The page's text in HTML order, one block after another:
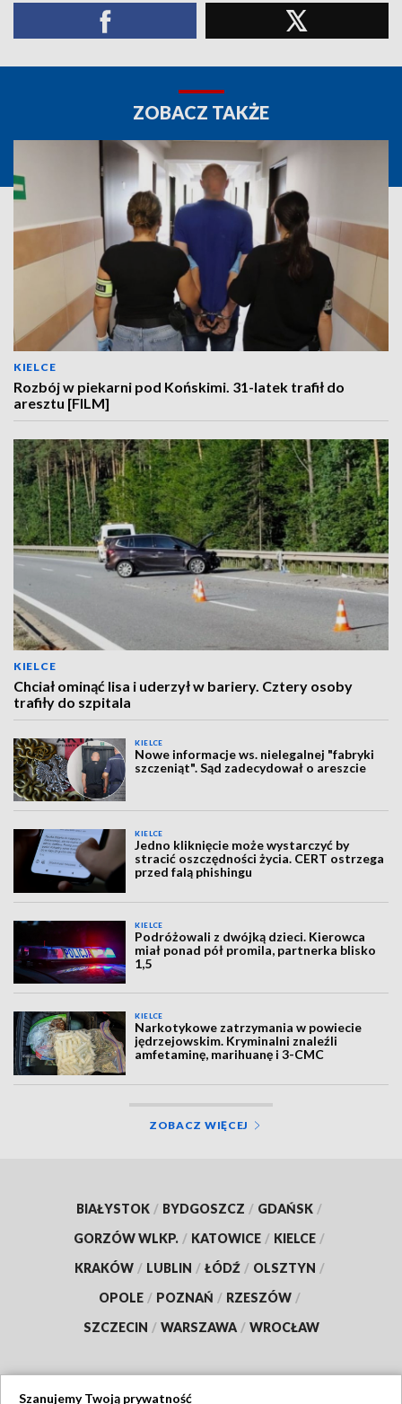
ZOBACZ TAKŻE
KIELCE
Rozbój w piekarni pod Końskimi. 31-latek trafił do
aresztu [FILM]
KIELCE
Chciał ominąć lisa i uderzył w bariery. Cztery osoby
trafiły do szpitala
KIELCE
Nowe informacje ws. nielegalnej "fabryki
szczeniąt". Sąd zadecydował o areszcie
KIELCE
Jedno kliknięcie może wystarczyć by
stracić oszczędności życia. CERT ostrzega
przed falą phishingu
KIELCE
Podróżowali z dwójką dzieci. Kierowca
miał ponad pół promila, partnerka blisko
1,5
KIELCE
Narkotykowe zatrzymania w powiecie
jędrzejowskim. Kryminalni znaleźli
amfetaminę, marihuanę i 3-CMC
ZOBACZ WIĘCEJ
BIAŁYSTOK / BYDGOSZCZ / GDAŃSK /
GORZÓW WLKP. / KATOWICE / KIELCE /
KRAKÓW / LUBLIN / ŁÓDŹ / OLSZTYN /
OPOLE / POZNAŃ / RZESZÓW /
SZCZECIN / WARSZAWA / WROCŁAW
Szanujemy Twoją prywatność